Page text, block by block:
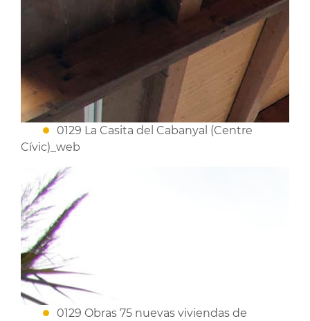
0129 La Casita del Cabanyal (Centre
Cívic)_web
0129 Obras 75 nuevas viviendas de